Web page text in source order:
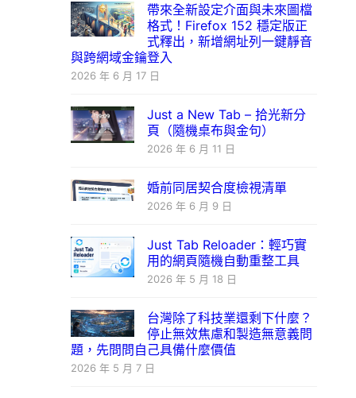
帶來全新設定介面與未來圖檔
格式！Firefox 152 穩定版正
式釋出，新增網址列一鍵靜音
與跨網域金鑰登入
2026 年 6 月 17 日
Just a New Tab – 拾光新分
頁（隨機桌布與金句）
2026 年 6 月 11 日
婚前同居契合度檢視清單
2026 年 6 月 9 日
Just Tab Reloader：輕巧實
用的網頁隨機自動重整工具
2026 年 5 月 18 日
台灣除了科技業還剩下什麼？
停止無效焦慮和製造無意義問
題，先問問自己具備什麼價值
2026 年 5 月 7 日